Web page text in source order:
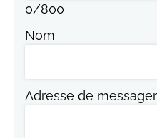
0/800
Nom
Adresse de